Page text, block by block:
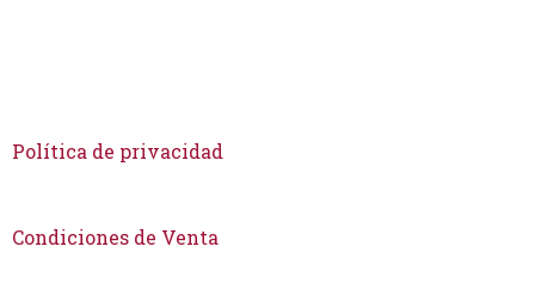
Política de privacidad
Condiciones de Venta